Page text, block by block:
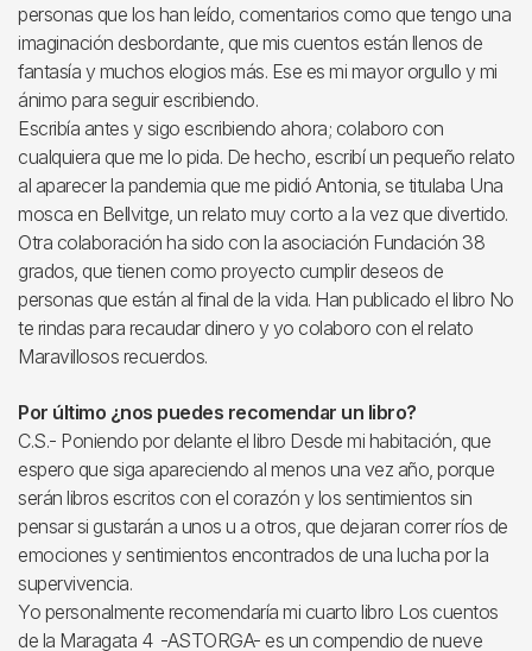
personas que los han leído, comentarios como que tengo una
imaginación desbordante, que mis cuentos están llenos de
fantasía y muchos elogios más. Ese es mi mayor orgullo y mi
ánimo para seguir escribiendo.
Escribía antes y sigo escribiendo ahora; colaboro con
cualquiera que me lo pida. De hecho, escribí un pequeño relato
al aparecer la pandemia que me pidió Antonia, se titulaba Una
mosca en Bellvitge, un relato muy corto a la vez que divertido.
Otra colaboración ha sido con la asociación Fundación 38
grados, que tienen como proyecto cumplir deseos de
personas que están al final de la vida. Han publicado el libro No
te rindas para recaudar dinero y yo colaboro con el relato
Maravillosos recuerdos.
Por último ¿nos puedes recomendar un libro?
C.S.- Poniendo por delante el libro Desde mi habitación, que
espero que siga apareciendo al menos una vez año, porque
serán libros escritos con el corazón y los sentimientos sin
pensar si gustarán a unos u a otros, que dejaran correr ríos de
emociones y sentimientos encontrados de una lucha por la
supervivencia.
Yo personalmente recomendaría mi cuarto libro Los cuentos
de la Maragata 4 -ASTORGA- es un compendio de nueve